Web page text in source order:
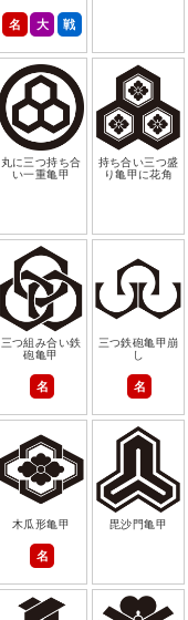
名 大 戦
丸に三つ持ち合
い一重亀甲
持ち合い三つ盛
り亀甲に花角
三つ組み合い鉄
砲亀甲
名
三つ鉄砲亀甲崩
し
名
木瓜形亀甲
名
毘沙門亀甲